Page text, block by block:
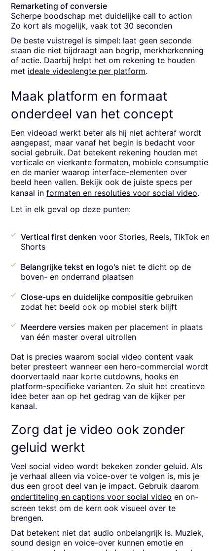
Remarketing of conversie
Scherpe boodschap met duidelijke call to action
Zo kort als mogelijk, vaak tot 30 seconden
De beste vuistregel is simpel: laat geen seconde
staan die niet bijdraagt aan begrip, merkherkenning
of actie. Daarbij helpt het om rekening te houden
met ideale videolengte per platform.
Maak platform en formaat
onderdeel van het concept
Een videoad werkt beter als hij niet achteraf wordt
aangepast, maar vanaf het begin is bedacht voor
social gebruik. Dat betekent rekening houden met
verticale en vierkante formaten, mobiele consumptie
en de manier waarop interface-elementen over
beeld heen vallen. Bekijk ook de juiste specs per
kanaal informaten en resoluties voor social video.
Let in elk geval op deze punten:
Vertical first denken voor Stories, Reels, TikTok en
Shorts
Belangrijke tekst en logo's niet te dicht op de
boven- en onderrand plaatsen
Close-ups en duidelijke compositie gebruiken
zodat het beeld ook op mobiel sterk blijft
Meerdere versies maken per placement in plaats
van één master overal uitrollen
Dat is precies waarom social video content vaak
beter presteert wanneer een hero-commercial wordt
doorvertaald naar korte cutdowns, hooks en
platform-specifieke varianten. Zo sluit het creatieve
idee beter aan op het gedrag van de kijker per
kanaal.
Zorg dat je video ook zonder
geluid werkt
Veel social video wordt bekeken zonder geluid. Als
je verhaal alleen via voice-over te volgen is, mis je
dus een groot deel van je impact. Gebruik daarom
ondertiteling en captions voor social video en on-
screen tekst om de kern ook visueel over te
brengen.
Dat betekent niet dat audio onbelangrijk is. Muziek,
sound design en voice-over kunnen emotie en